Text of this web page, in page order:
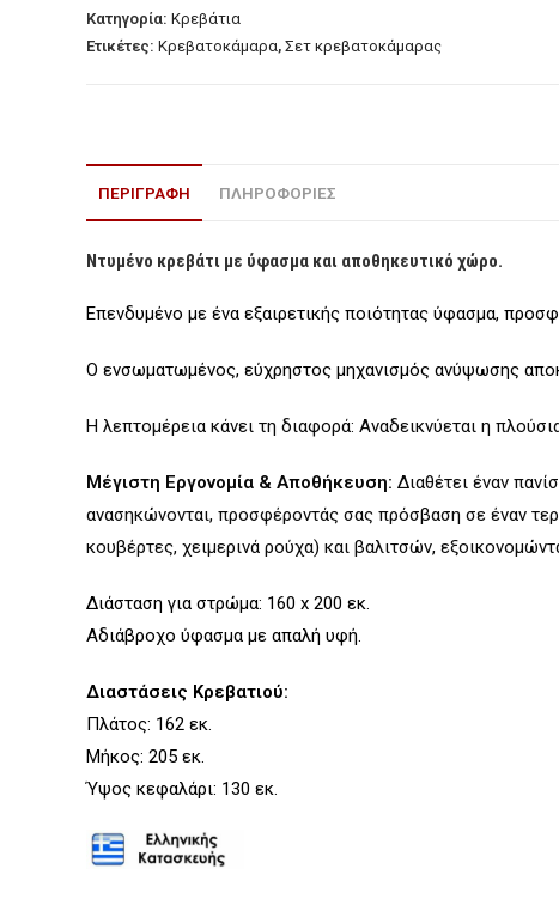
αποθηκευτικό
Κατηγορία: Κρεβάτια
Ετικέτες: Κρεβατοκάμαρα, Σετ κρεβατοκάμαρας
ΠΕΡΙΓΡΑΦΉ ΠΛΗΡΟΦΟΡΙΕΣ
Ντυμένο κρεβάτι με ύφασμα και αποθηκευτικό χώρο.
Επενδυμένο με ένα εξαιρετικής ποιότητας ύφασμα,
Ο ενσωματωμένος, εύχρηστος μηχανισμός ανύψωσης
Η λεπτομέρεια κάνει τη διαφορά: Αναδεικνύεται η
Μέγιστη Εργονομία & Αποθήκευση: Διαθέτει έναν
ανασηκώνονται, προσφέροντάς σας πρόσβαση σε έναν
κουβέρτες, χειμερινά ρούχα) και βαλιτσών,
Διάσταση για στρώμα: 160 x 200 εκ.
Αδιάβροχο ύφασμα με απαλή υφή.
Διαστάσεις Κρεβατιού:
Πλάτος: 162 εκ.
Μήκος: 205 εκ.
Ύψος κεφαλάρι: 130 εκ.